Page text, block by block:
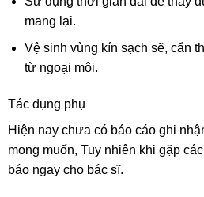
mang lại.
Vệ sinh vùng kín sạch sẽ, cẩn
từ ngoại môi.
Tác dụng phụ
Hiện nay chưa có báo cáo ghi
mong muốn, Tuy nhiên khi gặp
báo ngay cho bác sĩ.